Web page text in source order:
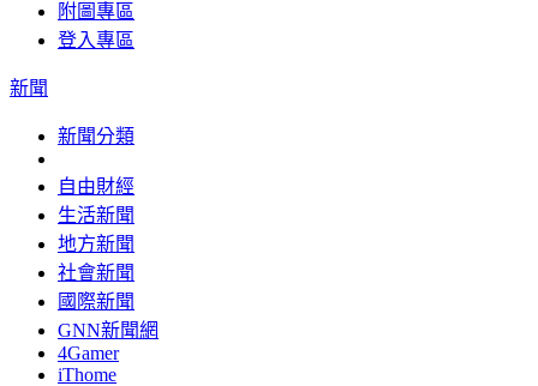
附圖專區
登入專區
新聞
新聞分類
自由財經
生活新聞
地方新聞
社會新聞
國際新聞
GNN新聞網
4Gamer
iThome